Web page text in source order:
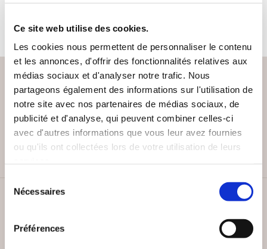
Ce site web utilise des cookies.
Les cookies nous permettent de personnaliser le contenu
et les annonces, d'offrir des fonctionnalités relatives aux
médias sociaux et d'analyser notre trafic. Nous
partageons également des informations sur l'utilisation de
notre site avec nos partenaires de médias sociaux, de
publicité et d'analyse, qui peuvent combiner celles-ci
avec d'autres informations que vous leur avez fournies
ou qu'ils ont collectées lors de votre utilisation de leurs
Nécessaires
Préférences
pour le moment.
PAIEMENT SÉCURISÉ